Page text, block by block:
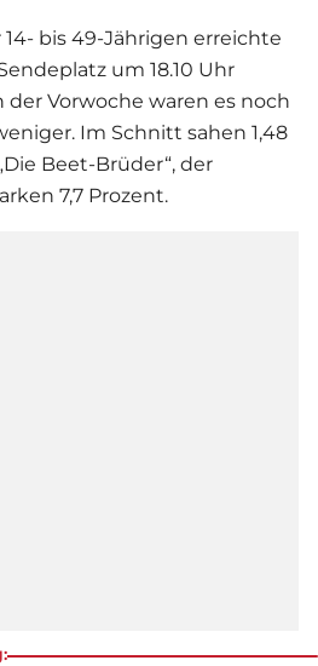
bis 49-Jährigen erreichte
um 18.10 Uhr
der Vorwoche waren es noch
Im Schnitt sahen 1,48
Die Beet-Brüder“, der
7,7 Prozent.